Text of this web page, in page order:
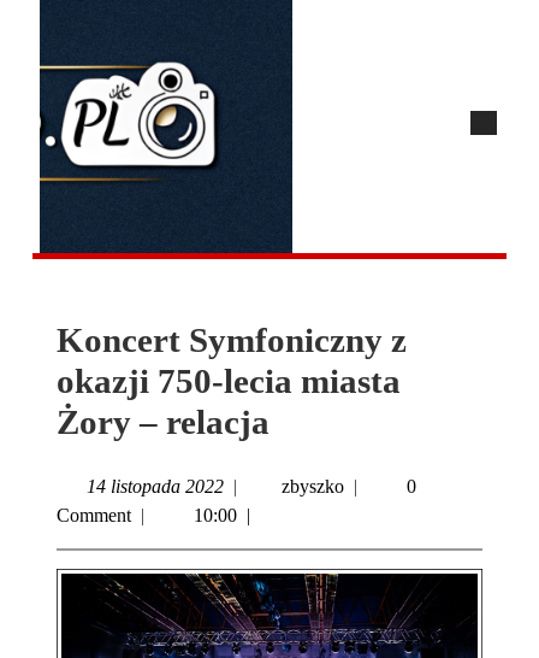
Koncert Symfoniczny z
okazji 750-lecia miasta
Żory – relacja
14 listopada 2022 | zbyszko |
0
Comment | 10:00 |